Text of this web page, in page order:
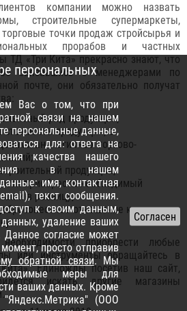
компании можно назвать
строительные супермаркеты,
точки продаж стройсырья и
прорабов и частных
ТД «Три Кита» прекрасно знают, что
связавшись с менеджерами по
почте, они обязательно получат
ряд продукции;
продукции, в
аналогичных торгово-
продукции;
приобрести необходимый
и в розницу;
отношение к
приобрести любые
или инструменты обращайтесь в
Кита». Единожды посетив наш сайт,
искать другие магазины
персональных
Вас о том, что при
связи на нашем
персональные данные,
для: ответа на
качества нашего
в нашем
имя, контактная
текст сообщения.
к своим данным,
удаление ваших
согласие может
просто отправив
обратной связи. Мы
меры для
ваших данных. Кроме
(ООО